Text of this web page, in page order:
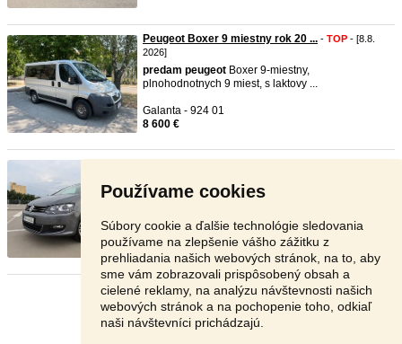
Používame cookies
Súbory cookie a ďalšie technológie sledovania
používame na zlepšenie vášho zážitku z
prehliadania našich webových stránok, na to, aby
sme vám zobrazovali prispôsobený obsah a
cielené reklamy, na analýzu návštevnosti našich
webových stránok a na pochopenie toho, odkiaľ
naši návštevníci prichádzajú.
Peugeot Boxer 9 miestny rok 20 ... - TOP - [8.8.
2026]
predam peugeot Boxer 9-miestny,
plnohodnotnych 9 miest, s laktovy ...
Galanta - 924 01
8 600 €
predamVw Sharan 7N 2,0 TDI CR 4MOTION
Topoľčany - 955 01
14 790 €
Stránka: 1 2 3 Ďalšia